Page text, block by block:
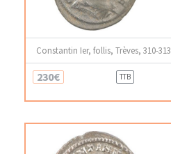
Constantin Ier, follis, Trèves, 310-313
230€ TTB